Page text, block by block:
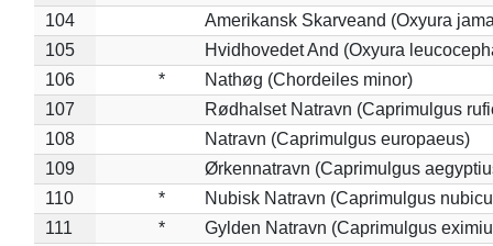
104
Amerikansk Skarveand (Oxyura
105
Hvidhovedet And (Oxyura
106
*
Nathøg (Chordeiles minor)
107
Rødhalset Natravn (Caprimulgus
108
Natravn (Caprimulgus europaeus)
109
Ørkennatravn (Caprimulgus
110
*
Nubisk Natravn (Caprimulgus
111
*
Gylden Natravn (Caprimulgus